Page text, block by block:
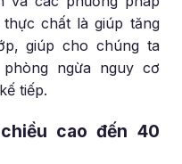
chất là giúp tăng
giúp cho chúng ta
ngừa nguy cơ
tiếp.
cao đến 40